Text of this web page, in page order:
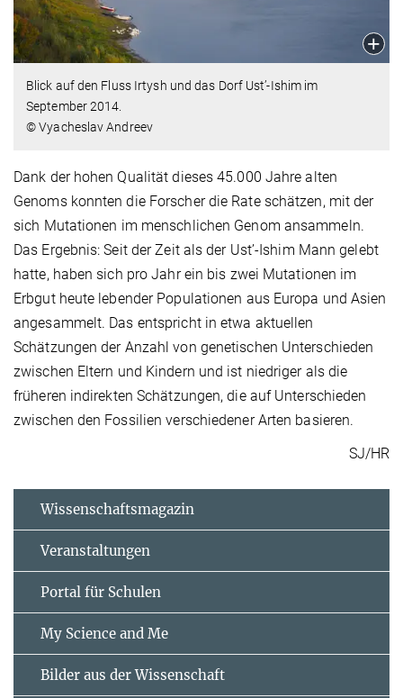
Blick auf den Fluss Irtysh und das Dorf Ust’-Ishim im
September 2014.
© Vyacheslav Andreev
Dank der hohen Qualität dieses 45.000 Jahre alten
Genoms konnten die Forscher die Rate schätzen, mit der
sich Mutationen im menschlichen Genom ansammeln.
Das Ergebnis: Seit der Zeit als der Ust’-Ishim Mann gelebt
hatte, haben sich pro Jahr ein bis zwei Mutationen im
Erbgut heute lebender Populationen aus Europa und Asien
angesammelt. Das entspricht in etwa aktuellen
Schätzungen der Anzahl von genetischen Unterschieden
zwischen Eltern und Kindern und ist niedriger als die
früheren indirekten Schätzungen, die auf Unterschieden
zwischen den Fossilien verschiedener Arten basieren.
SJ/HR
Wissenschaftsmagazin
Veranstaltungen
Portal für Schulen
My Science and Me
Bilder aus der Wissenschaft